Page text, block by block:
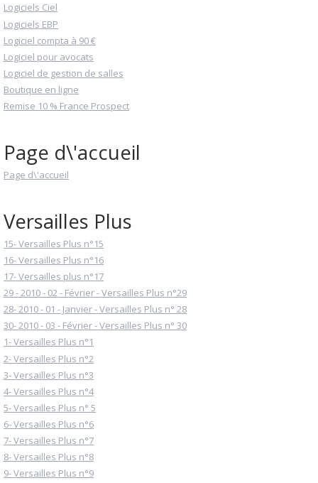
Logiciels Ciel
Logiciels EBP
Logiciel compta à 90 €
Logiciel pour avocats
Logiciel de gestion de salles
Boutique en ligne
Remise 10 % France Prospect
Page d\'accueil
Page d\'accueil
Versailles Plus
15- Versailles Plus n°15
16- Versailles Plus n°16
17- Versailles plus n°17
29 - 2010 - 02 - Février - Versailles Plus n°29
28- 2010 - 01 - Janvier - Versailles Plus n° 28
30- 2010 - 03 - Février - Versailles Plus n° 30
1- Versailles Plus n°1
2- Versailles Plus n°2
3- Versailles Plus n°3
4- Versailles Plus n°4
5- Versailles Plus n° 5
6- Versailles Plus n°6
7- Versailles Plus n°7
8- Versailles Plus n°8
9- Versailles Plus n°9